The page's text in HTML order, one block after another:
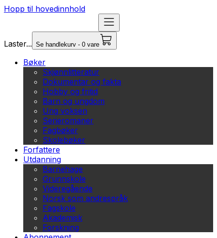
Hopp til hovedinnhold
Laster... Se handlekurv - 0 vare
Bøker
Skjønnlitteratur
Dokumentar og fakta
Hobby og fritid
Barn og ungdom
Ung voksen
Serieromaner
Fagbøker
Skolebøker
Forfattere
Utdanning
Barnehage
Grunnskole
Videregående
Norsk som andrespråk
Fagskole
Akademisk
Forskning